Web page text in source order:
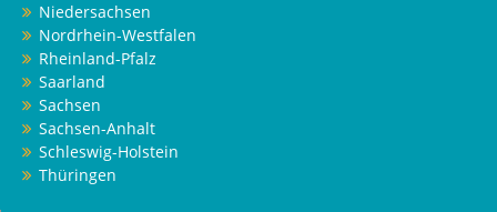
Niedersachsen
Nordrhein-Westfalen
Rheinland-Pfalz
Saarland
Sachsen
Sachsen-Anhalt
Schleswig-Holstein
Thüringen